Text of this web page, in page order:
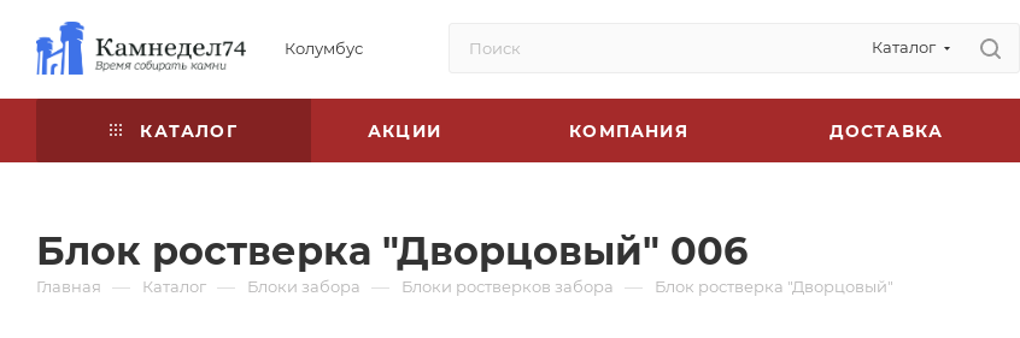
Колумбус Каталог
КАТАЛОГ АКЦИИ КОМПАНИЯ ДОСТАВКА
Блок ростверка "Дворцовый" 006
Главная — Каталог — Блоки забора — Блоки ростверков забора — Блок ростверка "Дворцовый"